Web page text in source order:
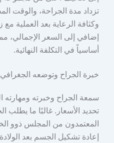
تزداد مدة الجراحة، والوقت
وكثافة الرعاية بعد العملية
إضافي إلى السعر الإجمالي،
أساسياً في التكلفة النهائية.
خبرة الجراح وتوضعه الجغرافي
سمعة الجراح وخبرته ومهارته
تحديد الأسعار. غالبًا ما يطلب
المعتمدون من المجلس ذوو
إعادة تشكيل الجسم بعد